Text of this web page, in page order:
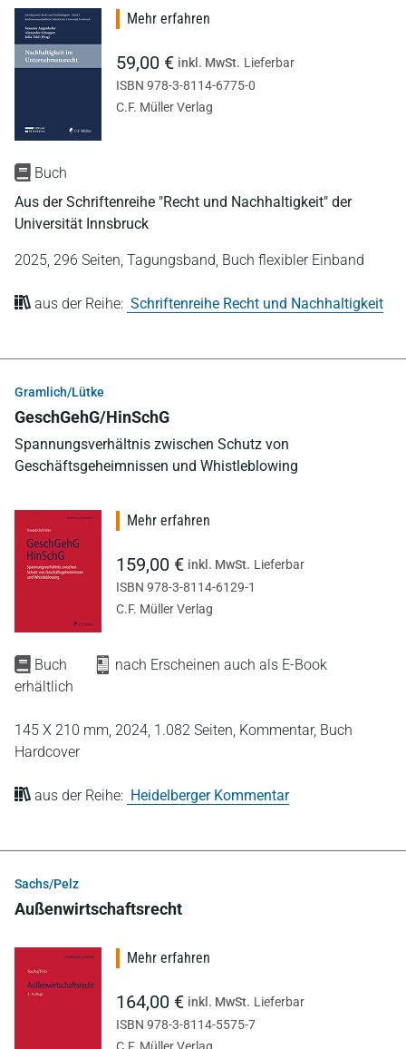
Buch
Aus der Schriftenreihe "Recht und Nachhaltigkeit" der
Universität Innsbruck
2025, 296 Seiten, Tagungsband, Buch flexibler Einband
aus der Reihe: Schriftenreihe Recht und Nachhaltigkeit
Mehr erfahren
59,00 € inkl. MwSt. Lieferbar
ISBN 978-3-8114-6775-0
C.F. Müller Verlag
Gramlich/Lütke
GeschGehG/HinSchG
Spannungsverhältnis zwischen Schutz von
Geschäftsgeheimnissen und Whistleblowing
Buch
nach Erscheinen auch als E-Book
erhältlich
145 X 210 mm, 2024, 1.082 Seiten, Kommentar, Buch
Hardcover
aus der Reihe: Heidelberger Kommentar
Mehr erfahren
159,00 € inkl. MwSt. Lieferbar
ISBN 978-3-8114-6129-1
C.F. Müller Verlag
Sachs/Pelz
Außenwirtschaftsrecht
Mehr erfahren
164,00 € inkl. MwSt. Lieferbar
ISBN 978-3-8114-5575-7
C.F. Müller Verlag